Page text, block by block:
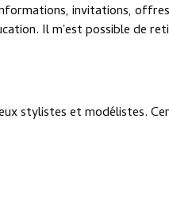
invitations,
Il m'est possible de
stylistes et modélistes.